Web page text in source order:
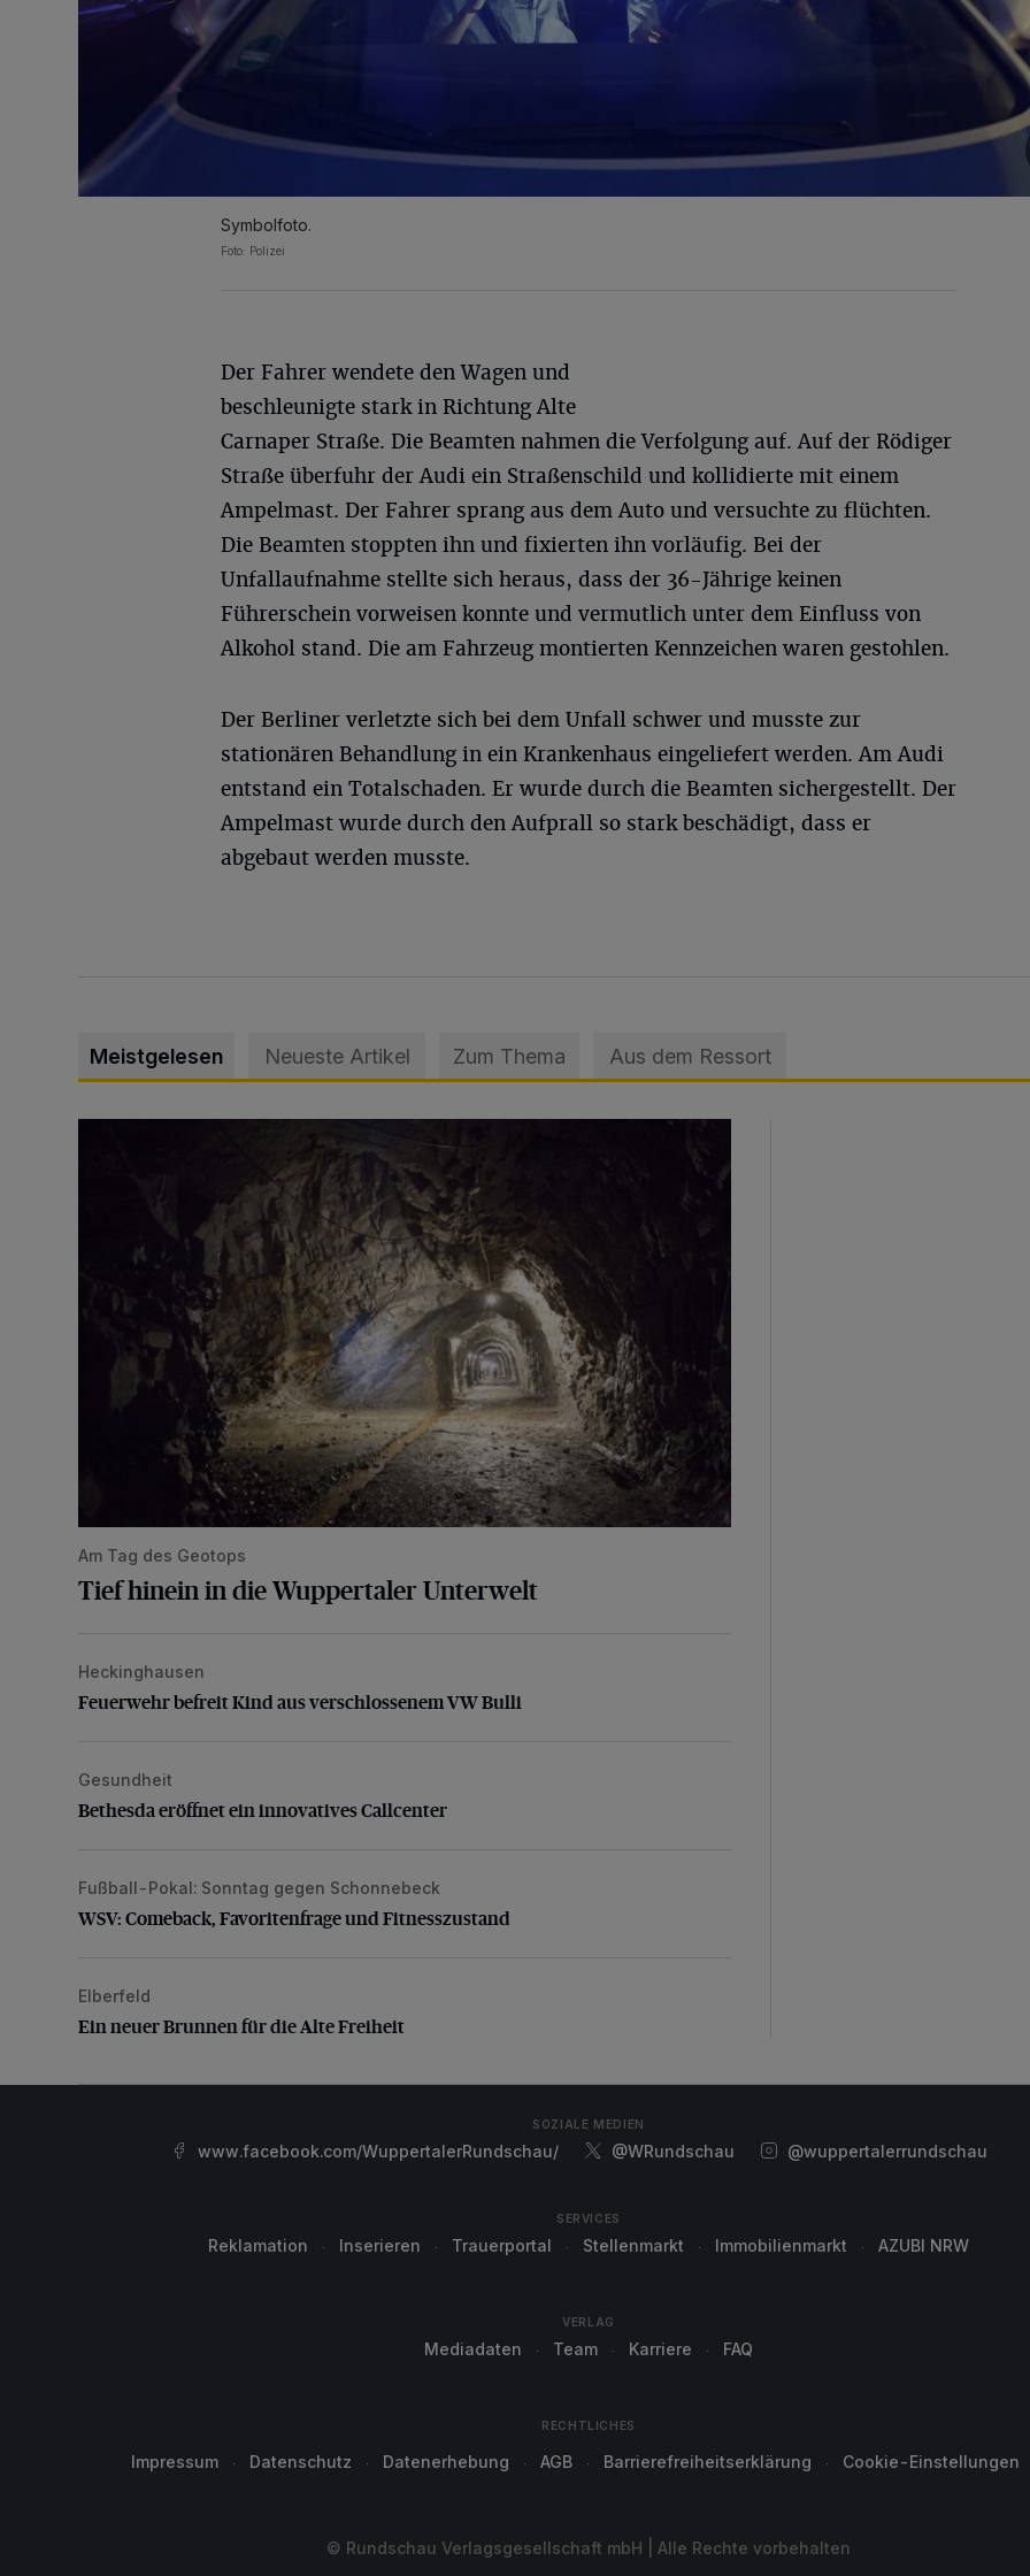
Symbolfoto.
Foto: Polizei
Der Fahrer wendete den Wagen und
beschleunigte stark in Richtung Alte
Carnaper Straße. Die Beamten nahmen die Verfolgung auf. Auf der Rödiger
Straße überfuhr der Audi ein Straßenschild und kollidierte mit einem
Ampelmast. Der Fahrer sprang aus dem Auto und versuchte zu flüchten.
Die Beamten stoppten ihn und fixierten ihn vorläufig. Bei der
Unfallaufnahme stellte sich heraus, dass der 36-Jährige keinen
Führerschein vorweisen konnte und vermutlich unter dem Einfluss von
Alkohol stand. Die am Fahrzeug montierten Kennzeichen waren gestohlen.
Der Berliner verletzte sich bei dem Unfall schwer und musste zur
stationären Behandlung in ein Krankenhaus eingeliefert werden. Am Audi
entstand ein Totalschaden. Er wurde durch die Beamten sichergestellt. Der
Ampelmast wurde durch den Aufprall so stark beschädigt, dass er
abgebaut werden musste.
Meistgelesen Neueste Artikel Zum Thema Aus dem Ressort
Am Tag des Geotops
Tief hinein in die Wuppertaler Unterwelt
Feuerwehr befreit Kind aus verschlossenem VW Bulli
Heckinghausen
Feuerwehr befreit Kind aus verschlossenem VW Bulli
Bethesda eröffnet ein innovatives Callcenter
Gesundheit
Bethesda eröffnet ein innovatives Callcenter
WSV: Comeback, Favoritenfrage und Fitnesszustand
Fußball-Pokal: Sonntag gegen Schonnebeck
WSV: Comeback, Favoritenfrage und Fitnesszustand
Ein neuer Brunnen für die Alte Freiheit
Elberfeld
Ein neuer Brunnen für die Alte Freiheit
SOZIALE MEDIEN
www.facebook.com/WuppertalerRundschau/ @WRundschau @wuppertalerrundschau
SERVICES
Reklamation Inserieren Trauerportal Stellenmarkt Immobilienmarkt AZUBI NRW
VERLAG
Mediadaten Team Karriere FAQ
RECHTLICHES
Impressum Datenschutz Datenerhebung AGB Barrierefreiheitserklärung Cookie-Einstellungen
© Rundschau Verlagsgesellschaft mbH | Alle Rechte vorbehalten